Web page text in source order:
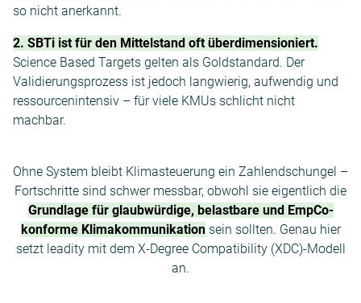
so nicht anerkannt.
2. SBTi ist für den Mittelstand oft überdimensioniert.
Science Based Targets gelten als Goldstandard. Der
Validierungsprozess ist jedoch langwierig, aufwendig und
ressourcenintensiv – für viele KMUs schlicht nicht
machbar.
Ohne System bleibt Klimasteuerung ein Zahlendschungel –
Fortschritte sind schwer messbar, obwohl sie eigentlich die
Grundlage für glaubwürdige, belastbare und EmpCo-
konforme Klimakommunikationsein sollten. Genau hier
setzt leadity mit dem X-Degree Compatibility (XDC)-Modell
an.